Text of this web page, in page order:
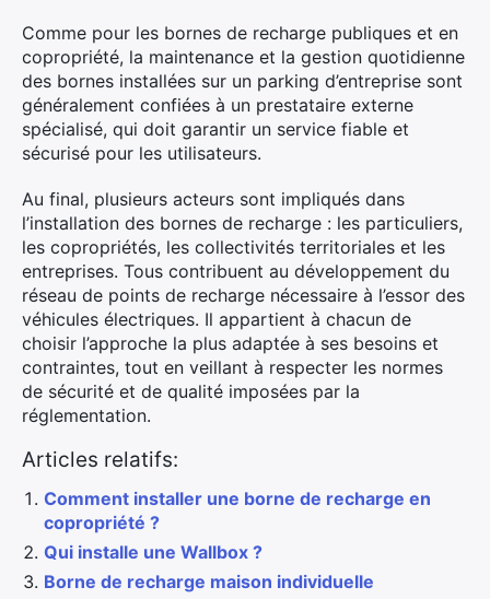
Comme pour les bornes de recharge publiques et en
copropriété, la maintenance et la gestion quotidienne
des bornes installées sur un parking d’entreprise sont
généralement confiées à un prestataire externe
spécialisé, qui doit garantir un service fiable et
sécurisé pour les utilisateurs.
Au final, plusieurs acteurs sont impliqués dans
l’installation des bornes de recharge : les particuliers,
les copropriétés, les collectivités territoriales et les
entreprises. Tous contribuent au développement du
réseau de points de recharge nécessaire à l’essor des
véhicules électriques. Il appartient à chacun de
choisir l’approche la plus adaptée à ses besoins et
contraintes, tout en veillant à respecter les normes
de sécurité et de qualité imposées par la
réglementation.
Articles relatifs:
Comment installer une borne de recharge en
copropriété ?
Qui installe une Wallbox ?
Borne de recharge maison individuelle